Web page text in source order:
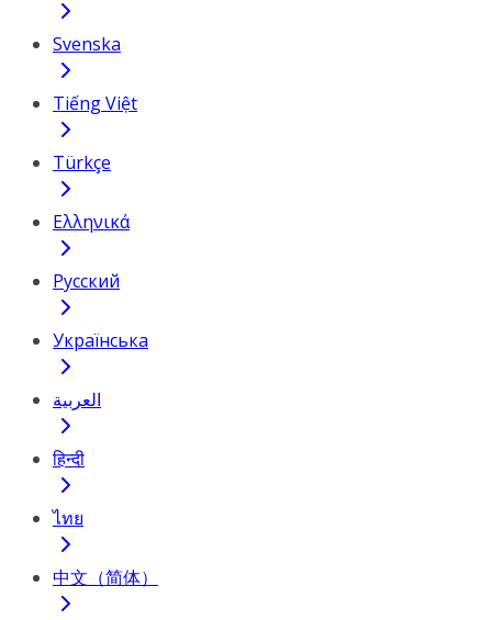
Svenska
Tiếng Việt
Türkçe
Ελληνικά
Русский
Українська
العربية
हिन्दी
ไทย
中文（简体）